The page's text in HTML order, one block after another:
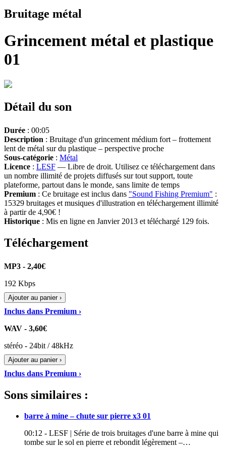
Bruitage métal
Grincement métal et plastique
01
Détail du son
Durée : 00:05
Description : Bruitage d'un grincement médium fort – frottement
lent de métal sur du plastique – perspective proche
Sous-catégorie : Métal
Licence : LESF — Libre de droit. Utilisez ce téléchargement dans
un nombre illimité de projets diffusés sur tout support, toute
plateforme, partout dans le monde, sans limite de temps
Premium : Ce bruitage est inclus dans "Sound Fishing Premium" :
15329 bruitages et musiques d'illustration en téléchargement illimité
à partir de 4,90€ !
Historique : Mis en ligne en Janvier 2013 et téléchargé 129 fois.
Téléchargement
MP3 - 2,40€
192 Kbps
Ajouter au panier ›
Inclus dans Premium ›
WAV - 3,60€
stéréo - 24bit / 48kHz
Ajouter au panier ›
Inclus dans Premium ›
Sons similaires :
barre à mine – chute sur pierre x3 01
00:12 - LESF | Série de trois bruitages d'une barre à mine qui
tombe sur le sol en pierre et rebondit légèrement –…